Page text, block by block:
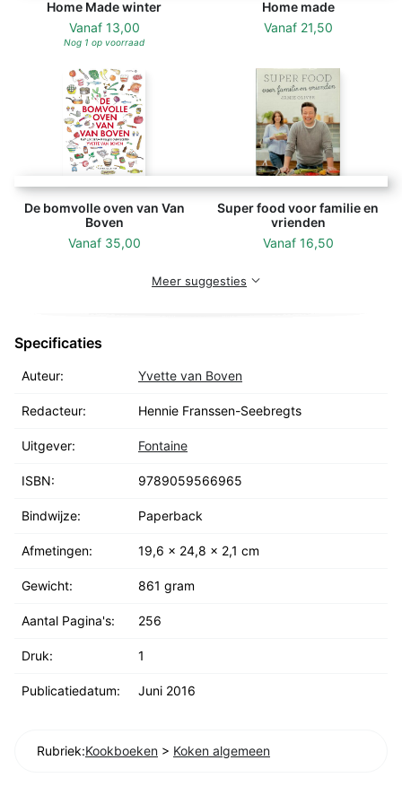
haar tv-programma Koken met Van Boven spreekt ze
een groot publiek aan met haar enthousiaste en
culinaire rubriek in Libelle en illustreert ze voor
boeken en bladen in binnen- en buitenland.
Home Made winter
Vanaf 13,00
Nog 1 op voorraad
Home made
Vanaf 21,50
De bomvolle oven van Van
Boven
Vanaf 35,00
Super food voor familie en
vrienden
Vanaf 16,50
Meer suggesties
Specificaties
Auteur: Yvette van Boven
Redacteur: Hennie Franssen-Seebregts
Uitgever: Fontaine
ISBN: 9789059566965
Bindwijze: Paperback
Afmetingen: 19,6 x 24,8 x 2,1 cm
Gewicht: 861 gram
Aantal Pagina's: 256
Druk: 1
Publicatiedatum: Juni 2016
Rubriek:Kookboeken > Koken algemeen